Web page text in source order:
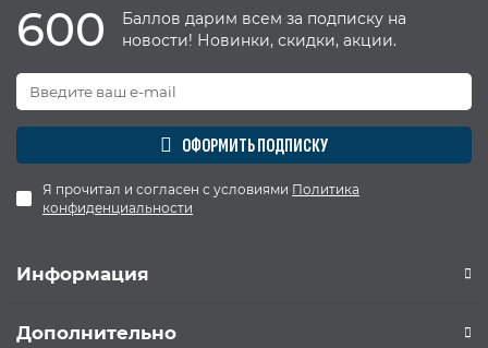
600
Баллов дарим всем за подписку на
новости! Новинки, скидки, акции.
ОФОРМИТЬ ПОДПИСКУ
Я прочитал и согласен с условиями Политика
конфиденциальности
Информация
Дополнительно